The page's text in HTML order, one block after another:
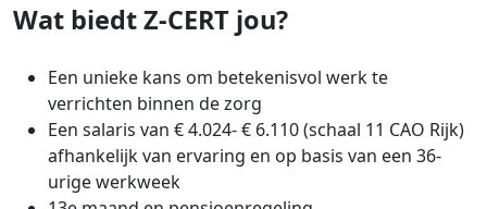
Wat biedt Z-CERT jou?
Een unieke kans om betekenisvol werk te
verrichten binnen de zorg
Een salaris van € 4.024- € 6.110 (schaal 11 CAO Rijk)
afhankelijk van ervaring en op basis van een 36-
urige werkweek